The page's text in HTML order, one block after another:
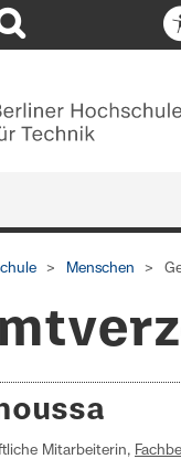
Menschen
Mitarbeiterin,